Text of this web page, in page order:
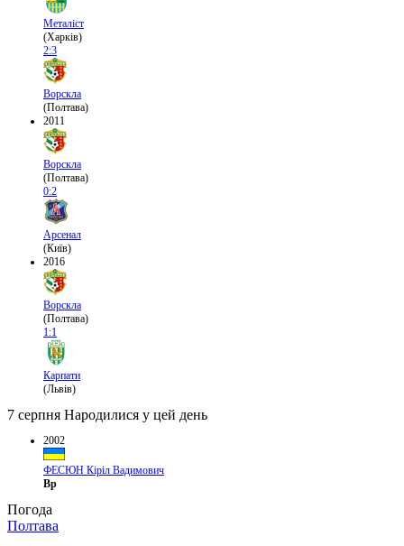
Металіст
(Харків)
2:3
Ворскла
(Полтава)
2011
Ворскла
(Полтава)
0:2
Арсенал
(Київ)
2016
Ворскла
(Полтава)
1:1
Карпати
(Львів)
7 серпня Народилися у цей день
2002
ФЕСЮН Кіріл Вадимович
Вр
Погода
Полтава